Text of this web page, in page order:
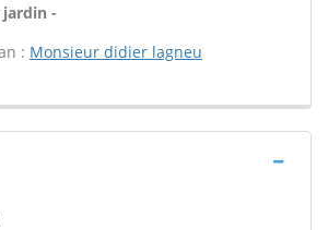
-
: Monsieur didier lagneu